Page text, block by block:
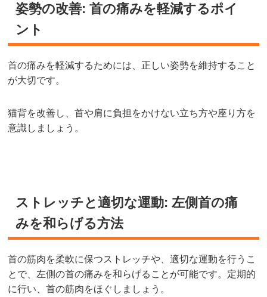
姿勢の改善: 首の痛みを軽減するポイ
ント
首の痛みを軽減するためには、正しい姿勢を維持すること
が大切です。
猫背を改善し、首や肩に負担をかけない立ち方や座り方を
意識しましょう。
ストレッチと適切な運動: 左側首の痛
みを和らげる方法
首の筋肉を柔軟に保つストレッチや、適切な運動を行うこ
とで、左側の首の痛みを和らげることが可能です。定期的
に行い、首の筋肉をほぐしましょう。